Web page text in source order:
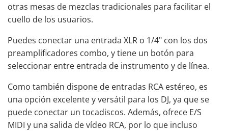
otras mesas de mezclas tradicionales para facilitar el
cuello de los usuarios.
Puedes conectar una entrada XLR o 1/4" con los dos
preamplificadores combo, y tiene un botón para
seleccionar entre entrada de instrumento y de línea.
Como también dispone de entradas RCA estéreo, es
una opción excelente y versátil para los DJ, ya que se
puede conectar un tocadiscos. Además, ofrece E/S
MIDI y una salida de vídeo RCA, por lo que incluso